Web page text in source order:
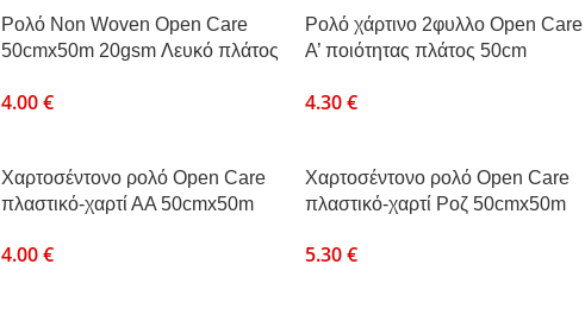
Ρολό Non Woven Open Care
50cmx50m 20gsm Λευκό πλάτος
4.00€
Ρολό χάρτινο 2φυλλο Open Care
Α’ ποιότητας πλάτος 50cm
4.30€
Χαρτοσέντονο ρολό Open Care
πλαστικό-χαρτί ΑΑ 50cmx50m
4.00€
Χαρτοσέντονο ρολό Open Care
πλαστικό-χαρτί Ροζ 50cmx50m
5.30€